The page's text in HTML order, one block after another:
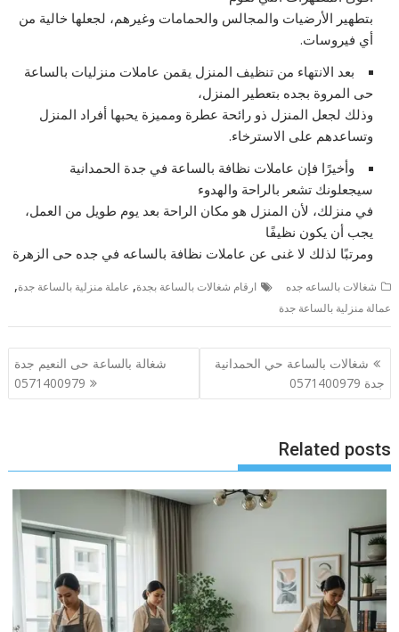
بتطهير الأرضيات والمجالس والحمامات وغيرهم، لجعلها خالية من
أي فيروسات.
بعد الانتهاء من تنظيف المنزل يقمن عاملات منزليات بالساعة
حى المروة بجده بتعطير المنزل،
وذلك لجعل المنزل ذو رائحة عطرة ومميزة يحبها أفراد المنزل
وتساعدهم على الاسترخاء.
وأخيرًا فإن عاملات نظافة بالساعة في جدة الحمدانية
سيجعلونك تشعر بالراحة والهدوء
في منزلك، لأن المنزل هو مكان الراحة بعد يوم طويل من العمل،
يجب أن يكون نظيفًا
ومرتبًا لذلك لا غنى عن عاملات نظافة بالساعه في جده حى الزهرة
شغالات بالساعه جده ارقام شغالات بالساعة بجدة, عاملة منزلية بالساعة جدة,
عمالة منزلية بالساعة جدة
تصفّح
المقالات
شغالات بالساعة حي الحمدانية
جدة 0571400979
شغالة بالساعة حى النعيم جدة
0571400979
Related posts